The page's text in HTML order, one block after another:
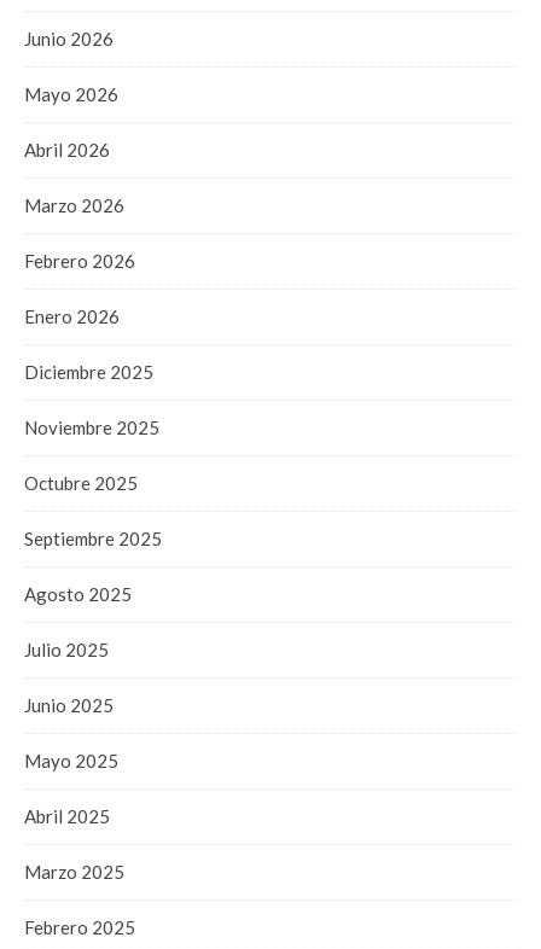
Junio 2026
Mayo 2026
Abril 2026
Marzo 2026
Febrero 2026
Enero 2026
Diciembre 2025
Noviembre 2025
Octubre 2025
Septiembre 2025
Agosto 2025
Julio 2025
Junio 2025
Mayo 2025
Abril 2025
Marzo 2025
Febrero 2025